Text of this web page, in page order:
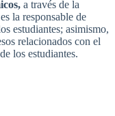
a través de la
la responsable de
estudiantes; asimismo,
relacionados con el
los estudiantes.